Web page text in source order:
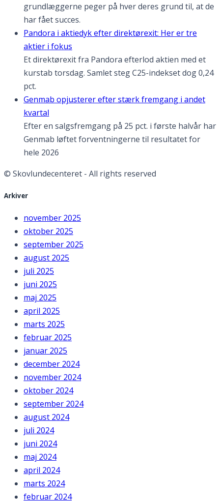
grundlæggerne peger på hver deres grund til, at de
har fået succes.
Pandora i aktiedyk efter direktørexit: Her er tre
aktier i fokus
Et direktørexit fra Pandora efterlod aktien med et
kurstab torsdag. Samlet steg C25-indekset dog 0,24
pct.
Genmab opjusterer efter stærk fremgang i andet
kvartal
Efter en salgsfremgang på 25 pct. i første halvår har
Genmab løftet forventningerne til resultatet for
hele 2026
© Skovlundecenteret - All rights reserved
Arkiver
november 2025
oktober 2025
september 2025
august 2025
juli 2025
juni 2025
maj 2025
april 2025
marts 2025
februar 2025
januar 2025
december 2024
november 2024
oktober 2024
september 2024
august 2024
juli 2024
juni 2024
maj 2024
april 2024
marts 2024
februar 2024